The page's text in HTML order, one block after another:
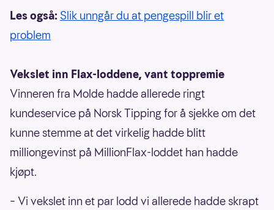
Les også: Slik unngår du at pengespill blir et
problem
Vekslet inn Flax-loddene, vant toppremie
Vinneren fra Molde hadde allerede ringt
kundeservice på Norsk Tipping for å sjekke om det
kunne stemme at det virkelig hadde blitt
milliongevinst på MillionFlax-loddet han hadde
kjøpt.
– Vi vekslet inn et par lodd vi allerede hadde skrapt